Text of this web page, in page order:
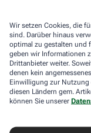
Wir setzen Cookies, die
sind. Darüber hinaus
optimal zu gestalten und
geben wir Informationen
Drittanbieter weiter.
denen kein
Einwilligung zur Nutzung
diesen Ländern gem.
können Sie unserer
Sie
ein
Mensch?
Dann
wählen
Sie
bitte
das
1 2 3
Ich möchte den
Service
GmbH (AHD)
meine E-Mail-
verarbeitet.
Newsletters den